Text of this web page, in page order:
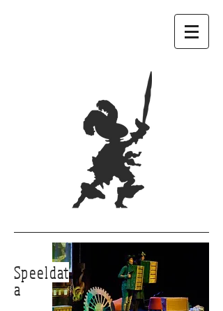
Speeldat
a